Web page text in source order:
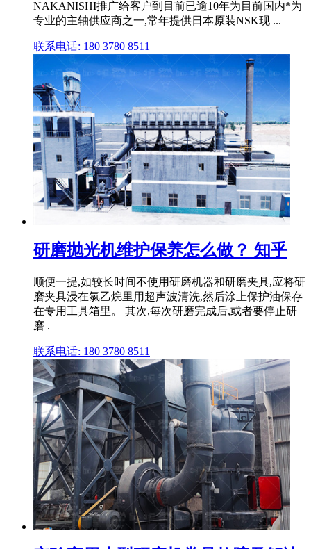
NAKANISHI推广给客户到目前已逾10年为目前国内*为
专业的主轴供应商之一,常年提供日本原装NSK现 ...
联系电话: 180 3780 8511
研磨抛光机维护保养怎么做？ 知乎
顺便一提,如较长时间不使用研磨机器和研磨夹具,应将研
磨夹具浸在氯乙烷里用超声波清洗,然后涂上保护油保存
在专用工具箱里。 其次,每次研磨完成后,或者要停止研
磨 .
联系电话: 180 3780 8511